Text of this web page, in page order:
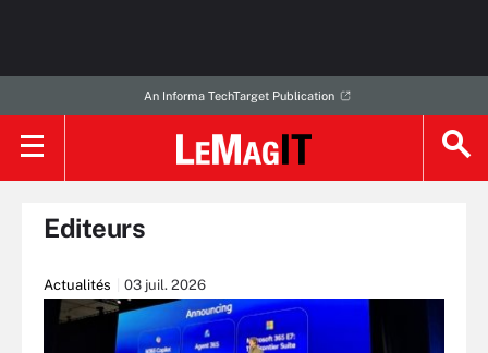
An Informa TechTarget Publication
Editeurs
Actualités 03 juil. 2026